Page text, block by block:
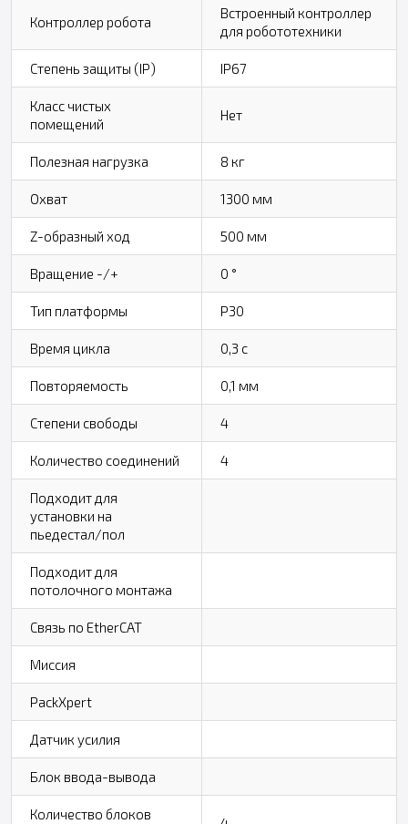
Контроллер робота
Встроенный контроллер
для робототехники
Степень защиты (IP) IP67
Класс чистых
помещений
Нет
Полезная нагрузка 8 кг
Охват 1300 мм
Z-образный ход 500 мм
Вращение -/+ 0 °
Тип платформы P30
Время цикла 0,3 с
Повторяемость 0,1 мм
Степени свободы 4
Количество соединений 4
Подходит для
установки на
пьедестал/пол
Подходит для
потолочного монтажа
Связь по EtherCAT
Миссия
PackXpert
Датчик усилия
Блок ввода-вывода
Количество блоков